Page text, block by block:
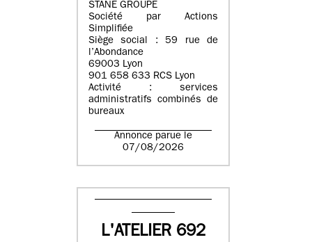
STANE GROUPE
Société par Actions
Simplifiée
Siège social : 59 rue de
l’Abondance
69003 Lyon
901 658 633 RCS Lyon
Activité : services
administratifs combinés de
bureaux
Annonce parue le
07/08/2026
L'ATELIER 692